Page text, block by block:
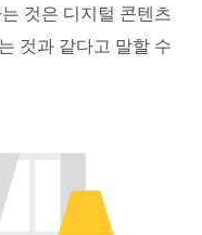
것은 디지털 콘텐츠
것과 같다고 말할 수